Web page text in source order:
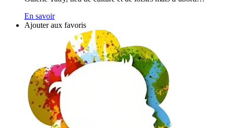
En savoir
Ajouter aux favoris